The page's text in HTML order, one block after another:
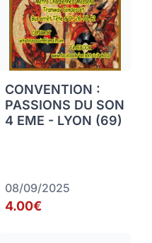
CONVENTION :
PASSIONS DU SON
4 EME - LYON (69)
08/09/2025
4.00€